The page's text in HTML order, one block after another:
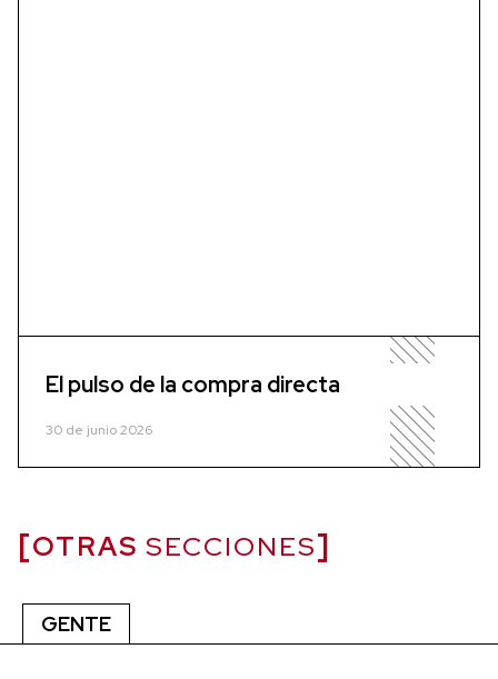
El pulso de la compra directa
30 de junio 2026
OTRAS SECCIONES
GENTE